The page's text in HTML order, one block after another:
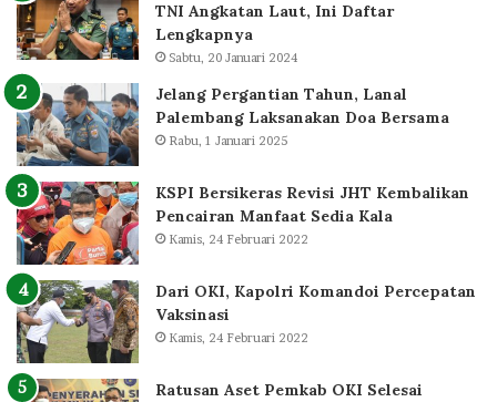
TNI Angkatan Laut, Ini Daftar
Lengkapnya
Sabtu, 20 Januari 2024
Jelang Pergantian Tahun, Lanal
Palembang Laksanakan Doa Bersama
Rabu, 1 Januari 2025
KSPI Bersikeras Revisi JHT Kembalikan
Pencairan Manfaat Sedia Kala
Kamis, 24 Februari 2022
Dari OKI, Kapolri Komandoi Percepatan
Vaksinasi
Kamis, 24 Februari 2022
Ratusan Aset Pemkab OKI Selesai